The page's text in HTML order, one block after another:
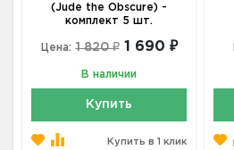
(Jude the Obscure) -
комплект 5 шт.
Цена: 1 820 ₽ 1 690 ₽
В наличии
Купить
Купить в 1 клик